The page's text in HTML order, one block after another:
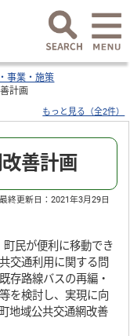
事業・施策
計画
もっと見る（全2件）
善計画
最終更新日：2021年3月29日
民が便利に移動でき
交通利用に関する問
存路線バスの再編・
を検討し、実現に向
地域公共交通網改善